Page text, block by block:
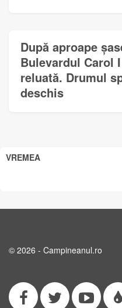
După aproape
Bulevardul Carol
reluată. Drumul
deschis
VREMEA
© 2026 - Campineanul.ro